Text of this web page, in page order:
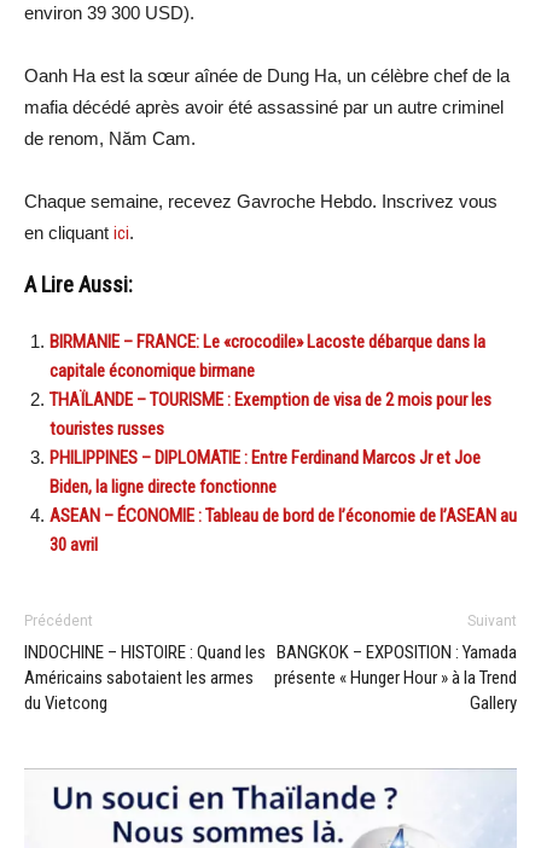
environ 39 300 USD).
Oanh Ha est la sœur aînée de Dung Ha, un célèbre chef de la
mafia décédé après avoir été assassiné par un autre criminel
de renom, Năm Cam.
Chaque semaine, recevez Gavroche Hebdo. Inscrivez vous
en cliquant ici.
A Lire Aussi:
BIRMANIE – FRANCE: Le «crocodile» Lacoste débarque dans la
capitale économique birmane
THAÏLANDE – TOURISME : Exemption de visa de 2 mois pour les
touristes russes
PHILIPPINES – DIPLOMATIE : Entre Ferdinand Marcos Jr et Joe
Biden, la ligne directe fonctionne
ASEAN – ÉCONOMIE : Tableau de bord de l’économie de l’ASEAN au
30 avril
Précédent
INDOCHINE – HISTOIRE : Quand les
Américains sabotaient les armes
du Vietcong
Suivant
BANGKOK – EXPOSITION : Yamada
présente « Hunger Hour » à la Trend
Gallery